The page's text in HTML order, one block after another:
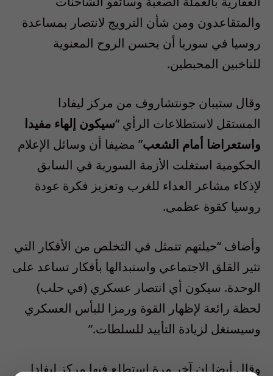
والمتقاعدون ومن شأن الترويج لانتصار بمساعدة
روسيا في سوريا أن يحسن الروح المعنوية
للناخبين المحبطين.
وقال ستيبان جونتشاروف من مركز ليفادا
المستقل لاستطلاعات الرأي “سيكون إلهاء مفيدا
واستعراضا أمام الشعب” مضيفا أن وسائل الإعلام
الحكومية استغلت الأزمة السورية في السابق
لإذكاء مشاعر العداء للغرب وتعزيز فكرة عودة
روسيا كقوة عظمى.
وأضاف “حيلتهم تتمثل في التخلص من الأفكار التي
تثير القلق الاجتماعي واستبدالها بأفكار تساعد على
الوحدة. سيكون أي انتصار عسكري (في حلب)
لحظة رائعة لإظهار القوة ورمزا للبأس العسكري
وسيستغل لزيادة التأييد للسلطات.”
وقال أيضا إن آخر مرة استطلع فيها مركز ليفادا